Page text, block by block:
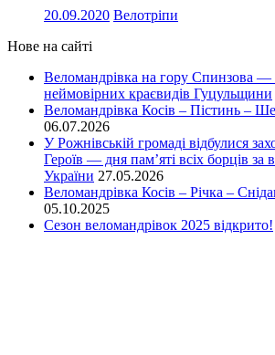
20.09.2020 Велотріпи
Нове на сайті
Веломандрівка на гору Спинзова
неймовірних краєвидів Гуцульщини
Веломандрівка Косів – Пістинь –
06.07.2026
У Рожнівській громаді відбулися
Героїв — дня пам’яті всіх борців за
України 27.05.2026
Веломандрівка Косів – Річка –
05.10.2025
Сезон веломандрівок 2025 відкрито!